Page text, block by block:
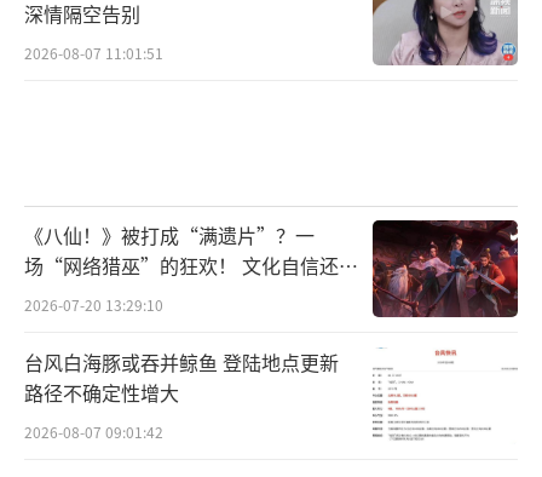
深情隔空告别
2026-08-07 11:01:51
《八仙！》被打成“满遗片”？一
场“网络猎巫”的狂欢！ 文化自信还是
焦虑？
2026-07-20 13:29:10
台风白海豚或吞并鲸鱼 登陆地点更新
路径不确定性增大
2026-08-07 09:01:42